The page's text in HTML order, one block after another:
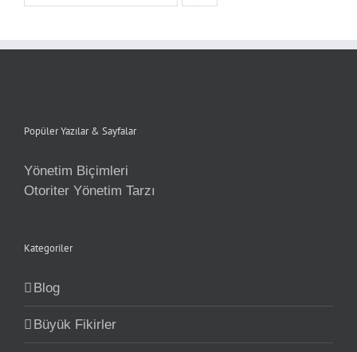
Popüler Yazılar & Sayfalar
Yönetim Biçimleri
Otoriter Yönetim Tarzı
Kategoriler
Blog
Büyük Fikirler